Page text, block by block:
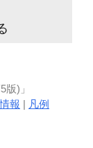
)」
情報 | 凡例